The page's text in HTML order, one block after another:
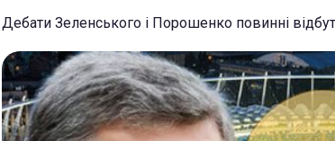
Дебати Зеленського і Порошенко повинні